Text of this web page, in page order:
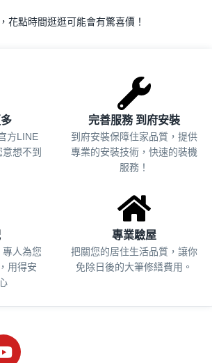
花點時間逛逛可能會有驚喜價！
方LINE
想不到
完善服務 到府安裝
到府安裝保障住家品質，提供
專業的安裝技術，快速的裝機
服務！
人為您
用得安
專業驗屋
把關您的居住生活品質， 讓你
免除日後的大筆修繕費用。